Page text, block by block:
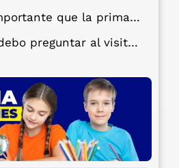
primaria esté cerca del kínder al que asistió mi hijo (Kínder Benito Juárez)?
al visitar una primaria en Benito Juárez?